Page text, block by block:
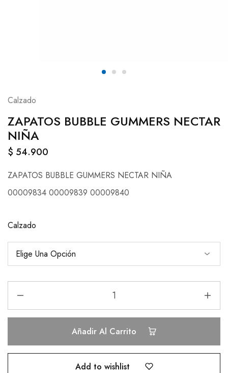
Calzado
ZAPATOS BUBBLE GUMMERS NECTAR
NIÑA
$ 54.900
ZAPATOS BUBBLE GUMMERS NECTAR NIÑA
00009834 00009839 00009840
Calzado
Añadir Al Carrito
Add to wishlist